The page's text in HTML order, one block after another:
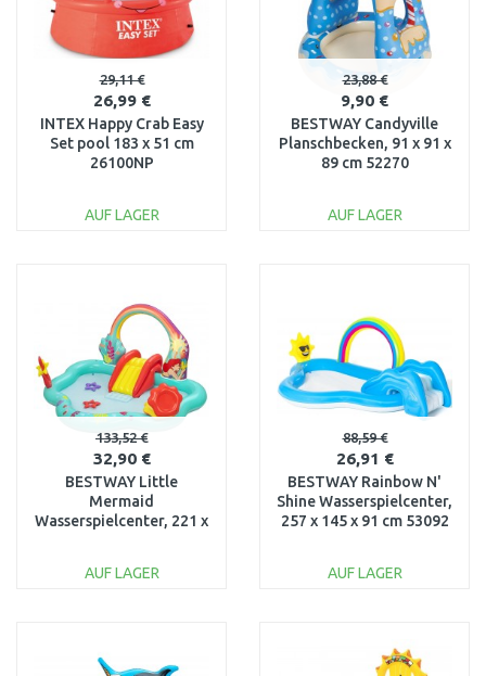
29,11 €
26,99 €
INTEX Happy Crab Easy
Set pool 183 x 51 cm
26100NP
AUF LAGER
Vergleichen
23,88 €
9,90 €
BESTWAY Candyville
Planschbecken, 91 x 91 x
89 cm 52270
AUF LAGER
133,52 €
32,90 €
BESTWAY Little
Mermaid
Wasserspielcenter, 221 x
AUF LAGER
Vergleichen
88,59 €
26,91 €
BESTWAY Rainbow N'
Shine Wasserspielcenter,
257 x 145 x 91 cm 53092
AUF LAGER
Vergleichen